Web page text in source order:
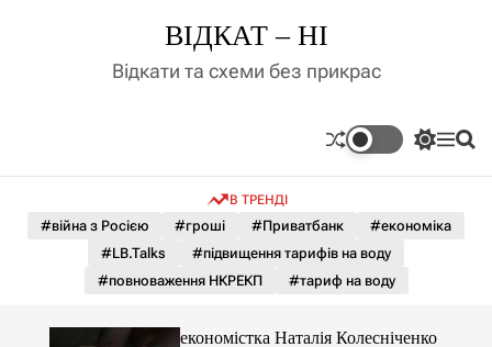
д
ВІДКАТ – НІ
Відкати та схеми без прикрас
П
м
к
а
о
М П
В ТРЕНДІ
#війна з Росією #гроші #Приватбанк
#економіка
#LB.Talks
#підвищення тарифів на воду
#повноваження НКРЕКП
#тариф на воду
економістка Наталія Колесніченко